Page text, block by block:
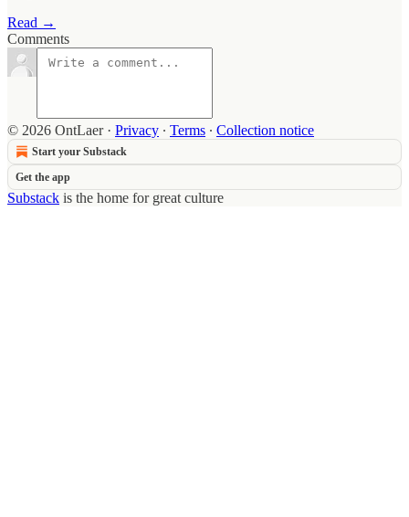
Read →
Comments
© 2026 OntLaer· Privacy ∙ Terms ∙ Collection notice
Start your Substack
Get the app
Substack is the home for great culture